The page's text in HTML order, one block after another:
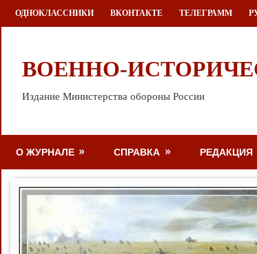
Перейти
к
ОДНОКЛАССНИКИ ВКОНТАКТЕ ТЕЛЕГРАММ
ВОЕННО-
Издание Министерства обороны России
О ЖУРНАЛЕ СПРАВКА РЕДАКЦИЯ